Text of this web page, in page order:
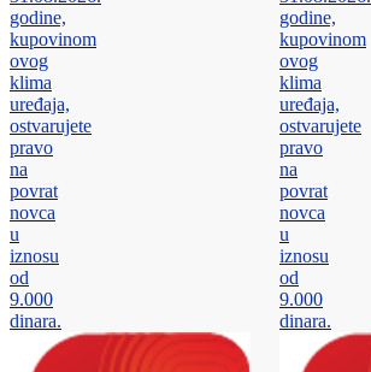
godine,
kupovinom
ovog
klima
uređaja,
ostvarujete
pravo
na
povrat
novca
u
iznosu
od
9.000
dinara.
godine,
kupovinom
ovog
klima
uređaja,
ostvarujete
pravo
na
povrat
novca
u
iznosu
od
9.000
dinara.